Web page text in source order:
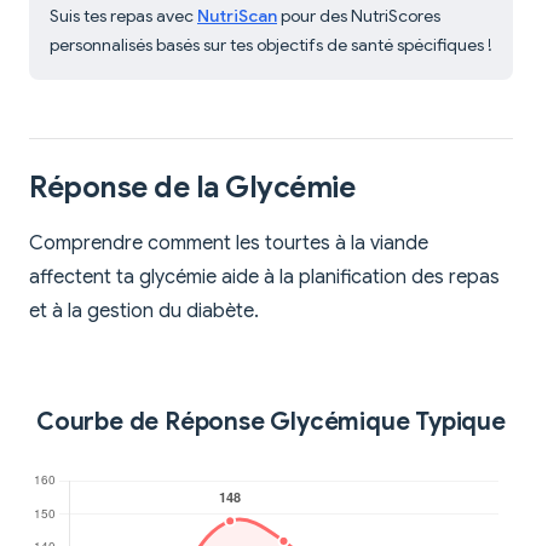
Suis tes repas avec NutriScanpour des NutriScores
personnalisés basés sur tes objectifs de santé spécifiques !
Réponse de la Glycémie
Comprendre comment les tourtes à la viande
affectent ta glycémie aide à la planification des repas
et à la gestion du diabète.
Courbe de Réponse Glycémique Typique